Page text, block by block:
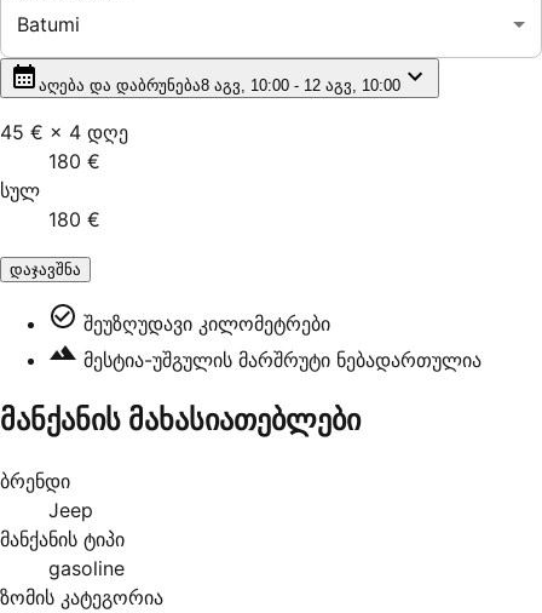
Batumi
აღება და დაბრუნება8 აგვ, 10:00 - 12 აგვ, 10:00
45 € × 4 დღე
180 €
სულ
180 €
დაჯავშნა
შეუზღუდავი კილომეტრები
მესტია-უშგულის მარშრუტი ნებადართულია
მანქანის მახასიათებლები
ბრენდი
Jeep
მანქანის ტიპი
gasoline
ზომის კატეგორია